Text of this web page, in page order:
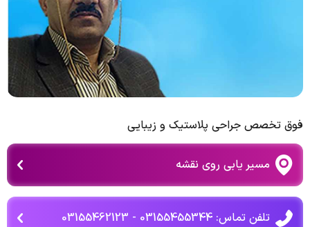
فوق تخصص جراحی پلاستیک و زیبایی
مسیر یابی روی نقشه
تلفن تماس: 03155455344 - 03155462123